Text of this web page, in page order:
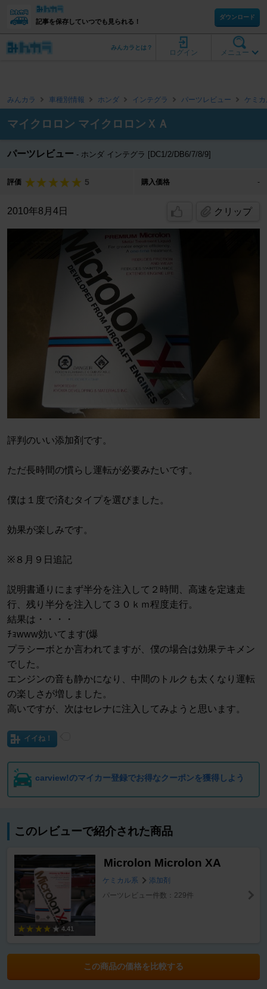
記事を保存していつでも見られる！
ダウンロード
メニュー
ログイン
みんカラとは？
みんカラ 車種別情報 ホンダ インテグラ パーツレビュー ケミ
マイクロロン マイクロロンＸＡ
パーツレビュー ホンダ インテグラ [DC1/2/DB6/7/8/9]
評価 5 購入価格 -
2010年8月4日 クリップ
評判のいい添加剤です。
ただ長時間の慣らし運転が必要みたいです。
僕は１度で済むタイプを選びました。
効果が楽しみです。
※８月９日追記
説明書通りにまず半分を注入して２時間、高速を定速走
行、残り半分を注入して３０ｋｍ程度走行。
結果は・・・・
ﾁｮwww効いてます(爆
プラシーボとか言われてますが、僕の場合は効果テキメン
でした。
エンジンの音も静かになり、中間のトルクも太くなり運転
の楽しさが増しました。
高いですが、次はセレナに注入してみようと思います。
イイね！
carview!のマイカー登録でお得なクーポンを獲得しよう
このレビューで紹介された商品
4.41
Microlon Microlon XA
ケミカル系
添加剤
パーツレビュー件数：229件
この商品の価格を比較する